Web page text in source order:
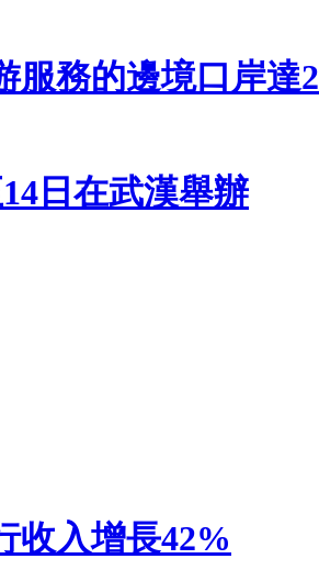
服務的邊境口岸達
日在武漢舉辦
收入增長42%